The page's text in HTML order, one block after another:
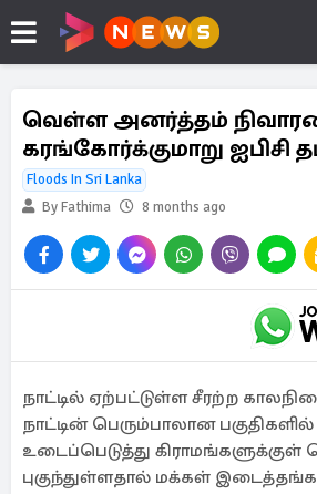
வெள்ள அனர்த்தம்
கரங்கோர்க்குமாறு ஐபிசி
Floods In Sri Lanka
By Fathima
8 months ago
நாட்டில் ஏற்பட்டுள்ள சீரற்ற
நாட்டின் பெரும்பாலான
உடைப்பெடுத்து
புகுந்துள்ளதால் மக்கள்